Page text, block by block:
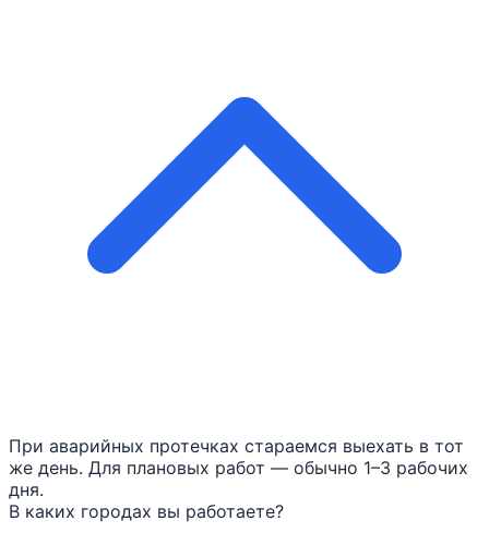
При аварийных протечках стараемся выехать в тот
же день. Для плановых работ — обычно 1–3 рабочих
дня.
В каких городах вы работаете?